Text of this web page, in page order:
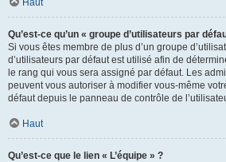
Haut
Qu’est-ce qu’un « groupe d’utilisateurs par
Si vous êtes membre de plus d’un groupe
d’utilisateurs par défaut est utilisé afin de
le rang qui vous sera assigné par défaut. Les
peuvent vous autoriser à modifier vous-même
défaut depuis le panneau de contrôle de
Haut
Qu’est-ce que le lien « L’équipe » ?